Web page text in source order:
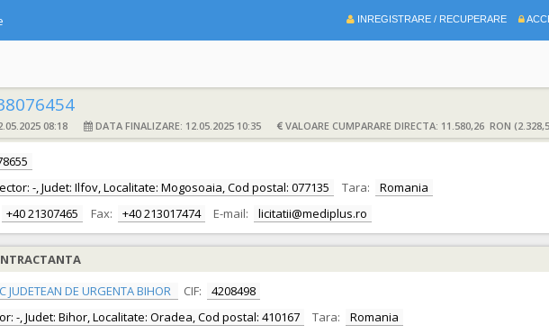
INREGISTRARE / RECUPERARE
08:18 DATA FINALIZARE: 12.05.2025 10:35 VALOARE CUMPARARE DIRECTA: 11.580,26 RON
-, Judet: Ilfov, Localitate: Mogosoaia, Cod postal: 077135 Tara:
Romania
+40 21307465 Fax: +40 213017474 E-mail: licitatii@mediplus.ro
JUDETEAN DE URGENTA BIHOR CIF:
4208498
-, Judet: Bihor, Localitate: Oradea, Cod postal: 410167 Tara:
Romania